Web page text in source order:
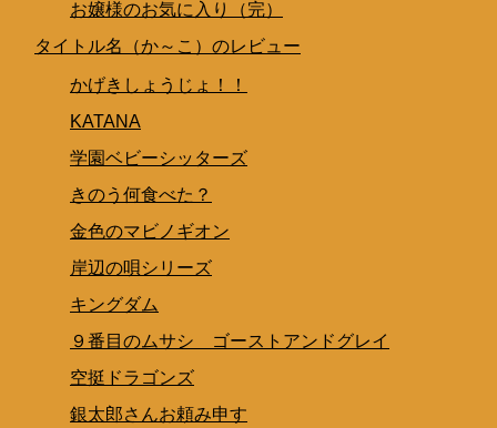
お嬢様のお気に入り（完）
タイトル名（か～こ）のレビュー
かげきしょうじょ！！
KATANA
学園ベビーシッターズ
きのう何食べた？
金色のマビノギオン
岸辺の唄シリーズ
キングダム
９番目のムサシ ゴーストアンドグレイ
空挺ドラゴンズ
銀太郎さんお頼み申す